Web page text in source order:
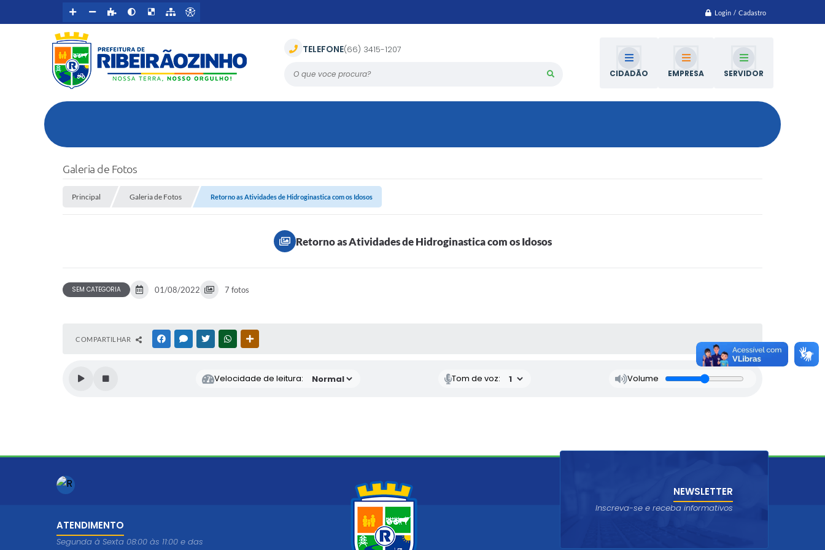
Login / Cadastro
O que voce procura? CIDADÃO EMPRESA SERVIDOR
TELEFONE(66) 3415-1207
Galeria de Fotos
Principal Galeria de Fotos Retorno as Atividades de Hidroginastica com os Idosos
Retorno as Atividades de Hidroginastica com os Idosos
SEM CATEGORIA 01/08/2022 7 fotos
COMPARTILHAR FACEBOOKMESSENGER
TWITTERWHATSAPP
Velocidade de leitura: Tom de voz: Volume
ATENDIMENTO
Segunda à Sexta 08:00 às 11:00 e das
NEWSLETTER
Inscreva-se e receba informativos